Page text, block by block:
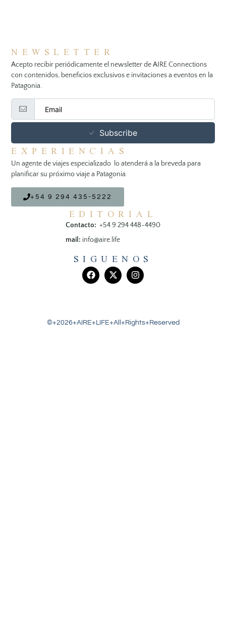
NEWSLETTER
Acepto recibir periódicamente el newsletter de AIRE Connections
con contenidos, beneficios exclusivos e invitaciones a eventos en la
Patagonia.
Subscribe
EXPERIENCIAS
Un agente de viajes especializado lo atenderá a la breveda para
planificar su próximo viaje a Patagonia.
+54 9 294 435-5222
EDITORIAL
Contacto: +54 9 294 448-4490
mail: info@aire.life
SIGUENOS
©+2026+AIRE+LIFE+All+Rights+Reserved